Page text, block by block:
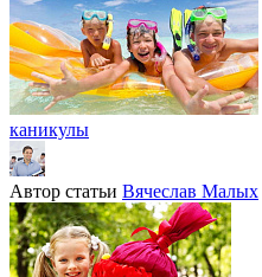
каникулы
Автор статьи Вячеслав Малых